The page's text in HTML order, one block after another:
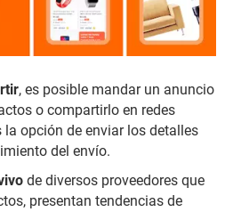
, es posible mandar un anuncio
o compartirlo en redes
opción de enviar los detalles
del envío.
de diversos proveedores que
presentan tendencias de